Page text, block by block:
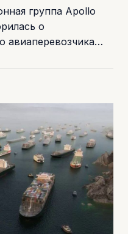
группа Apollo
о
авиаперевозчика…